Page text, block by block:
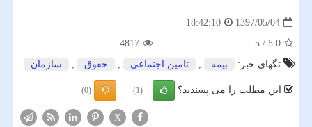
1397/05/04
18:42:10
5.0
/
5
4817
تگهای خبر:
بیمه , تامین اجتماعی , حقوق , سازمان
این مطلب را می پسندید؟ (1)
(0)
X